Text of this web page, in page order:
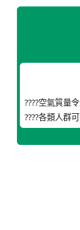
????空氣質量
????各類人群